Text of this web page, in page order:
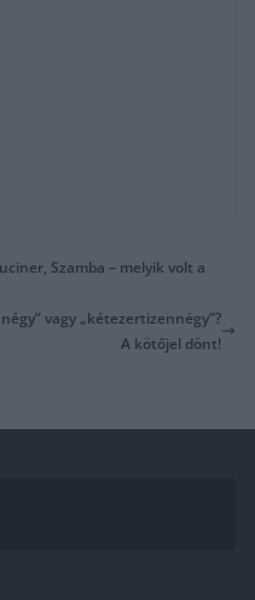
Szamba – melyik volt a
vagy „kétezertizennégy”?
A kötőjel dönt!